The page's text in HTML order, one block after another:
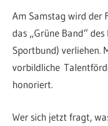
Am Samstag wird der
das „Grüne Band“
Sportbund) verliehen.
vorbildliche
honoriert.
Wer sich jetzt fragt,